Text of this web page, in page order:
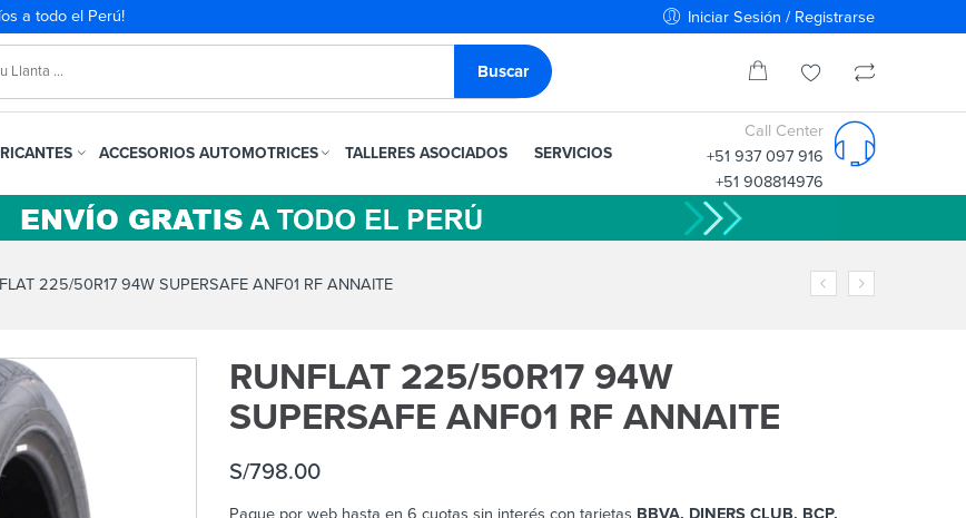
a todo el Perú! Iniciar Sesión / Registrarse
ACCESORIOS AUTOMOTRICES TALLERES ASOCIADOS SERVICIOS
Call Center
+51 937 097 916
+51 908814976
225/50R17 94W SUPERSAFE ANF01 RF ANNAITE
RUNFLAT 225/50R17 94W
SUPERSAFE ANF01 RF ANNAITE
S/798.00
Pague por web hasta en 6 cuotas sin interés con tarjetas BBVA, DINERS CLUB, BCP,